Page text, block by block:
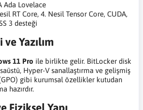
Ada Lovelace
RT Core, 4. Nesil Tensor Core, CUDA,
3 desteği
Yazılım
11 Pro ile birlikte gelir. BitLocker disk
Hyper-V sanallaştırma ve gelişmiş
gibi kurumsal özellikler kutudan
hazırdır.